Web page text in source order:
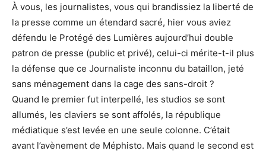
À vous, les journalistes, vous qui brandissiez la liberté de
la presse comme un étendard sacré, hier vous aviez
défendu le Protégé des Lumières aujourd’hui double
patron de presse (public et privé), celui-ci mérite-t-il plus
la défense que ce Journaliste inconnu du bataillon, jeté
sans ménagement dans la cage des sans-droit ?
Quand le premier fut interpellé, les studios se sont
allumés, les claviers se sont affolés, la république
médiatique s’est levée en une seule colonne. C’était
avant l’avènement de Méphisto. Mais quand le second est